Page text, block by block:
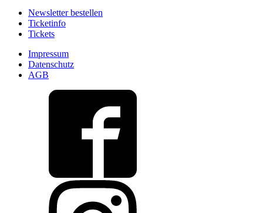
Newsletter bestellen
Ticketinfo
Tickets
Impressum
Datenschutz
AGB